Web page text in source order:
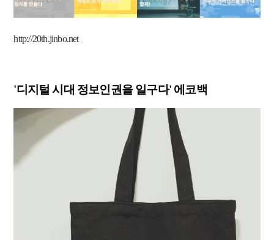
http://20th.jinbo.net
'디지털 시대 정보인권을 일구다' 에코백